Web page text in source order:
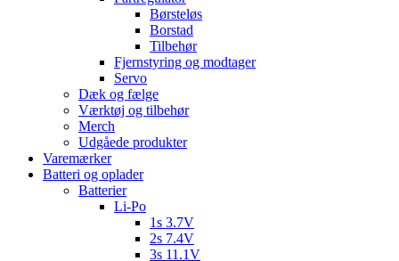
Børsteløs
Borstad
Tilbehør
Fjernstyring og modtager
Servo
Dæk og fælge
Værktøj og tilbehør
Merch
Udgåede produkter
Varemærker
Batteri og oplader
Batterier
Li-Po
1s 3.7V
2s 7.4V
3s 11.1V